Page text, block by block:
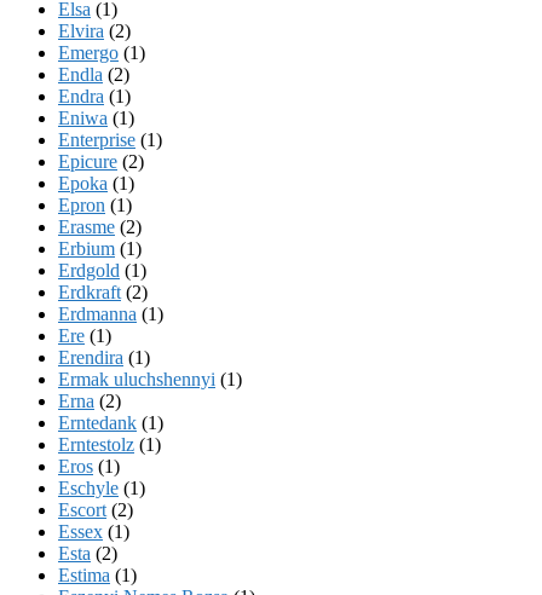
Elsa (1)
Elvira (2)
Emergo (1)
Endla (2)
Endra (1)
Eniwa (1)
Enterprise (1)
Epicure (2)
Epoka (1)
Epron (1)
Erasme (2)
Erbium (1)
Erdgold (1)
Erdkraft (2)
Erdmanna (1)
Ere (1)
Erendira (1)
Ermak uluchshennyi (1)
Erna (2)
Erntedank (1)
Erntestolz (1)
Eros (1)
Eschyle (1)
Escort (2)
Essex (1)
Esta (2)
Estima (1)